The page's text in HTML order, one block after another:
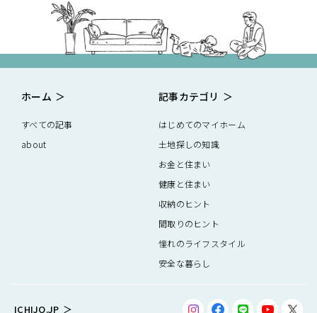
ホーム
すべての記事
about
記事カテゴリ
はじめてのマイホーム
土地探しの知識
お金と住まい
健康と住まい
収納のヒント
間取りのヒント
憧れのライフスタイル
安全な暮らし
ICHIJO.JP